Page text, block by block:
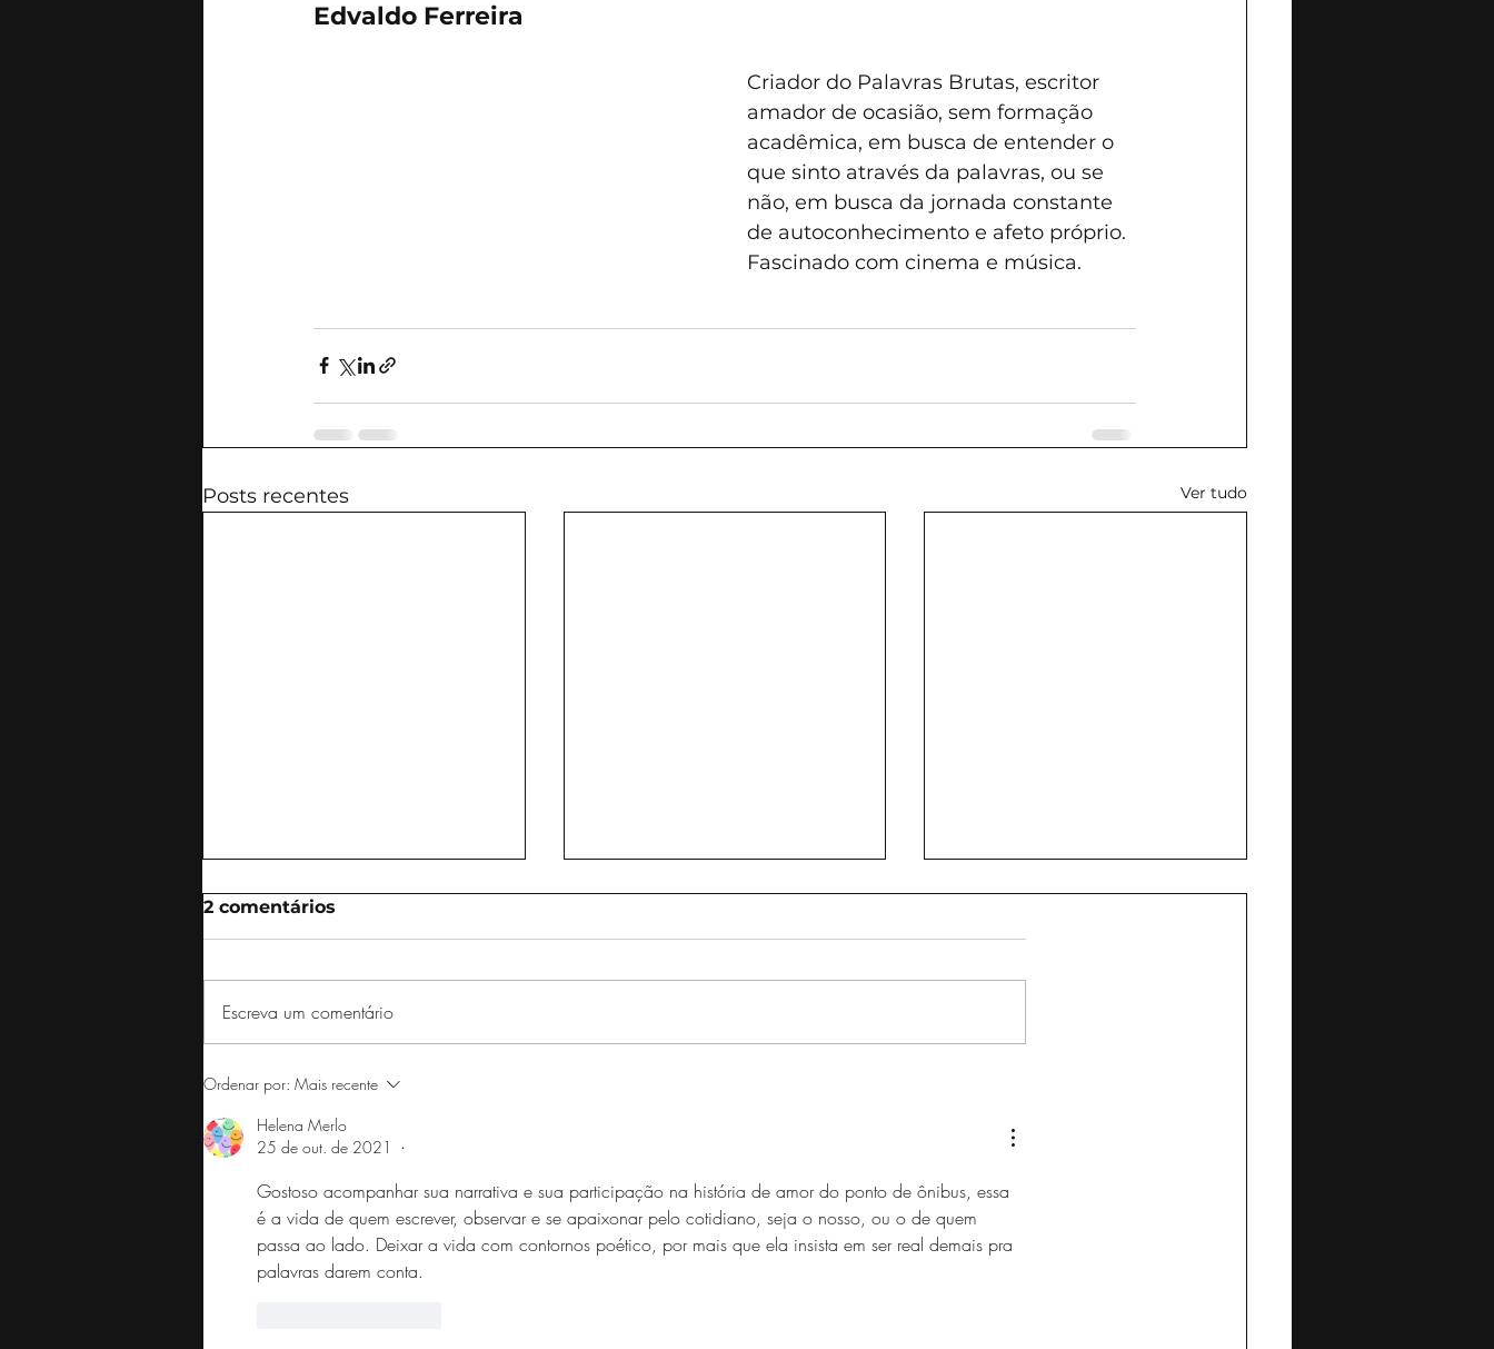
Edvaldo Ferreira
Criador do Palavras Brutas, escritor
amador de ocasião, sem formação
acadêmica, em busca de entender o
que sinto através da palavras, ou se
não, em busca da jornada constante
de autoconhecimento e afeto próprio.
Fascinado com cinema e música.
Posts recentes Ver tudo
ÚLTIMO TREM
Sem título
2 comentários
Escreva um comentário
Ordenar por: Mais recente
Helena Merlo
25 de out. de 2021
•
Gostoso acompanhar sua narrativa e sua participação na história de amor do ponto de ônibus, essa
é a vida de quem escrever, observar e se apaixonar pelo cotidiano, seja o nosso, ou o de quem
passa ao lado. Deixar a vida com contornos poético, por mais que ela insista em ser real demais pra
palavras darem conta.